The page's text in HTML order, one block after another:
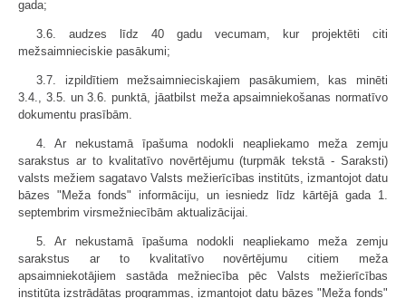
gada;
3.6. audzes līdz 40 gadu vecumam, kur projektēti citi
mežsaimnieciskie pasākumi;
3.7. izpildītiem mežsaimnieciskajiem pasākumiem, kas minēti
3.4., 3.5. un 3.6. punktā, jāatbilst meža apsaimniekošanas normatīvo
dokumentu prasībām.
4. Ar nekustamā īpašuma nodokli neapliekamo meža zemju
sarakstus ar to kvalitatīvo novērtējumu (turpmāk tekstā - Saraksti)
valsts mežiem sagatavo Valsts mežierīcības institūts, izmantojot datu
bāzes "Meža fonds" informāciju, un iesniedz līdz kārtējā gada 1.
septembrim virsmežniecībām aktualizācijai.
5. Ar nekustamā īpašuma nodokli neapliekamo meža zemju
sarakstus ar to kvalitatīvo novērtējumu citiem meža
apsaimniekotājiem sastāda mežniecība pēc Valsts mežierīcības
institūta izstrādātas programmas, izmantojot datu bāzes "Meža fonds"